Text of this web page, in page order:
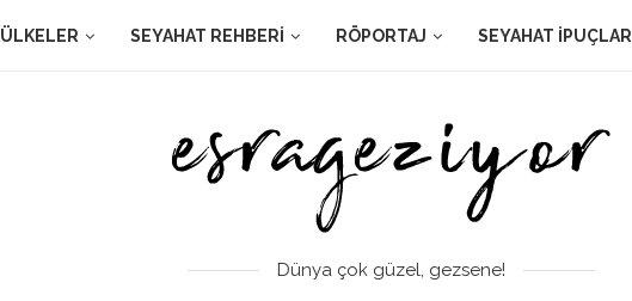
ÜLKELER SEYAHAT REHBERI RÖPORTAJ SEYAHAT İPUÇLARI
Dünya çok güzel, gezsene!